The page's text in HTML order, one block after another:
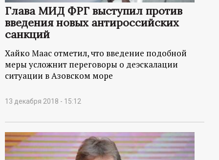
Глава МИД ФРГ выступил против
введения новых антироссийских
санкций
Хайко Маас отметил, что введение подобной
меры усложнит переговоры о деэскалации
ситуации в Азовском море
13 декабря 2018 - 15:12